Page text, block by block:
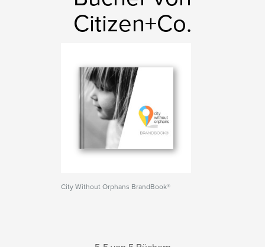
Citizen+Co.
City Without Orphans BrandBook®